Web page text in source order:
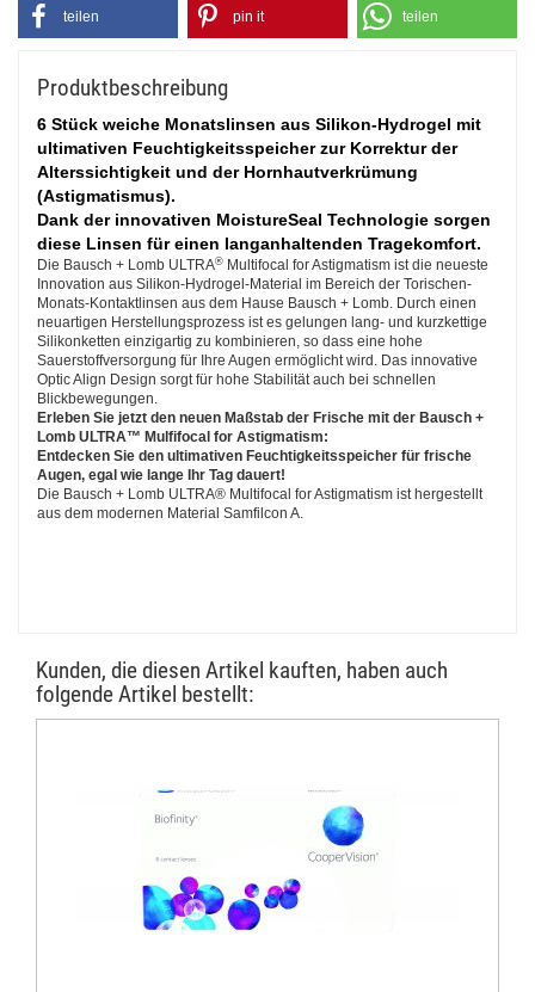
teilen pin it teilen
Produktbeschreibung
6 Stück weiche Monatslinsen aus Silikon-Hydrogel mit
ultimativen Feuchtigkeitsspeicher zur Korrektur der
Alterssichtigkeit und der Hornhautverkrümung
(Astigmatismus).
Dank der innovativen MoistureSeal Technologie sorgen
diese Linsen für einen langanhaltenden Tragekomfort.
Die Bausch + Lomb ULTRA® Multifocal for Astigmatism ist die neueste
Innovation aus Silikon-Hydrogel-Material im Bereich der Torischen-
Monats-Kontaktlinsen aus dem Hause Bausch + Lomb. Durch einen
neuartigen Herstellungsprozess ist es gelungen lang- und kurzkettige
Silikonketten einzigartig zu kombinieren, so dass eine hohe
Sauerstoffversorgung für Ihre Augen ermöglicht wird. Das innovative
Optic Align Design sorgt für hohe Stabilität auch bei schnellen
Blickbewegungen.
Erleben Sie jetzt den neuen Maßstab der Frische mit der Bausch +
Lomb ULTRA™ Mulfifocal for Astigmatism:
Entdecken Sie den ultimativen Feuchtigkeitsspeicher für frische
Augen, egal wie lange Ihr Tag dauert!
Die Bausch + Lomb ULTRA® Multifocal for Astigmatism ist hergestellt
aus dem modernen Material Samfilcon A.
Kunden, die diesen Artikel kauften, haben auch
folgende Artikel bestellt: